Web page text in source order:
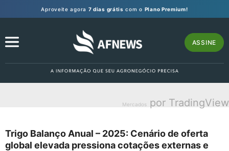
Aproveite agora 7 dias grátis com o Plano Premium!
ASSINE
Mercados por TradingView
Trigo Balanço Anual – 2025: Cenário de oferta
global elevada pressiona cotações externas e